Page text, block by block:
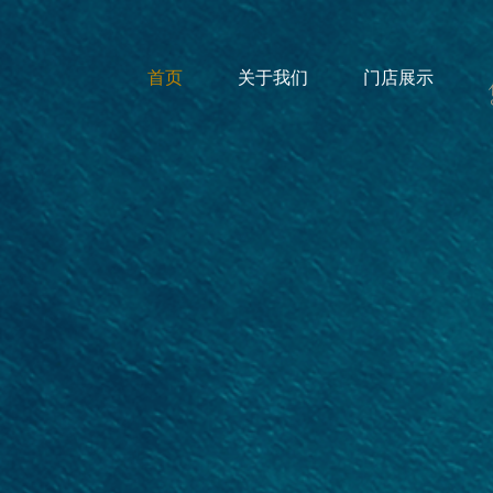
首页 关于我们 门店展示